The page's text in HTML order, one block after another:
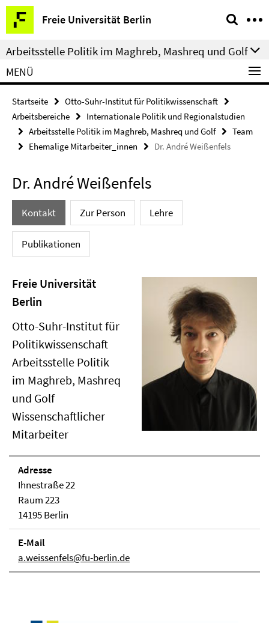
Springe
direkt
zu
Inhalt
Freie Universität Berlin
Service-
Navigation
Arbeitsstelle Politik im Maghreb, Mashreq und Golf
MENÜ
Startseite
Otto-Suhr-Institut für Politikwissenschaft
Arbeitsbereiche
Internationale Politik und Regionalstudien
Arbeitsstelle Politik im Maghreb, Mashreq und Golf
Team
Ehemalige Mitarbeiter_innen
Dr. André Weißenfels
Dr. André Weißenfels
Kontakt Zur Person Lehre
Publikationen
Freie Universität
Berlin
Otto-Suhr-Institut für
Politikwissenschaft
Arbeitsstelle Politik
im Maghreb, Mashreq
und Golf
Wissenschaftlicher
Mitarbeiter
Adresse
Ihnestraße 22
Raum 223
14195 Berlin
E-Mail
a.weissenfels@fu-berlin.de